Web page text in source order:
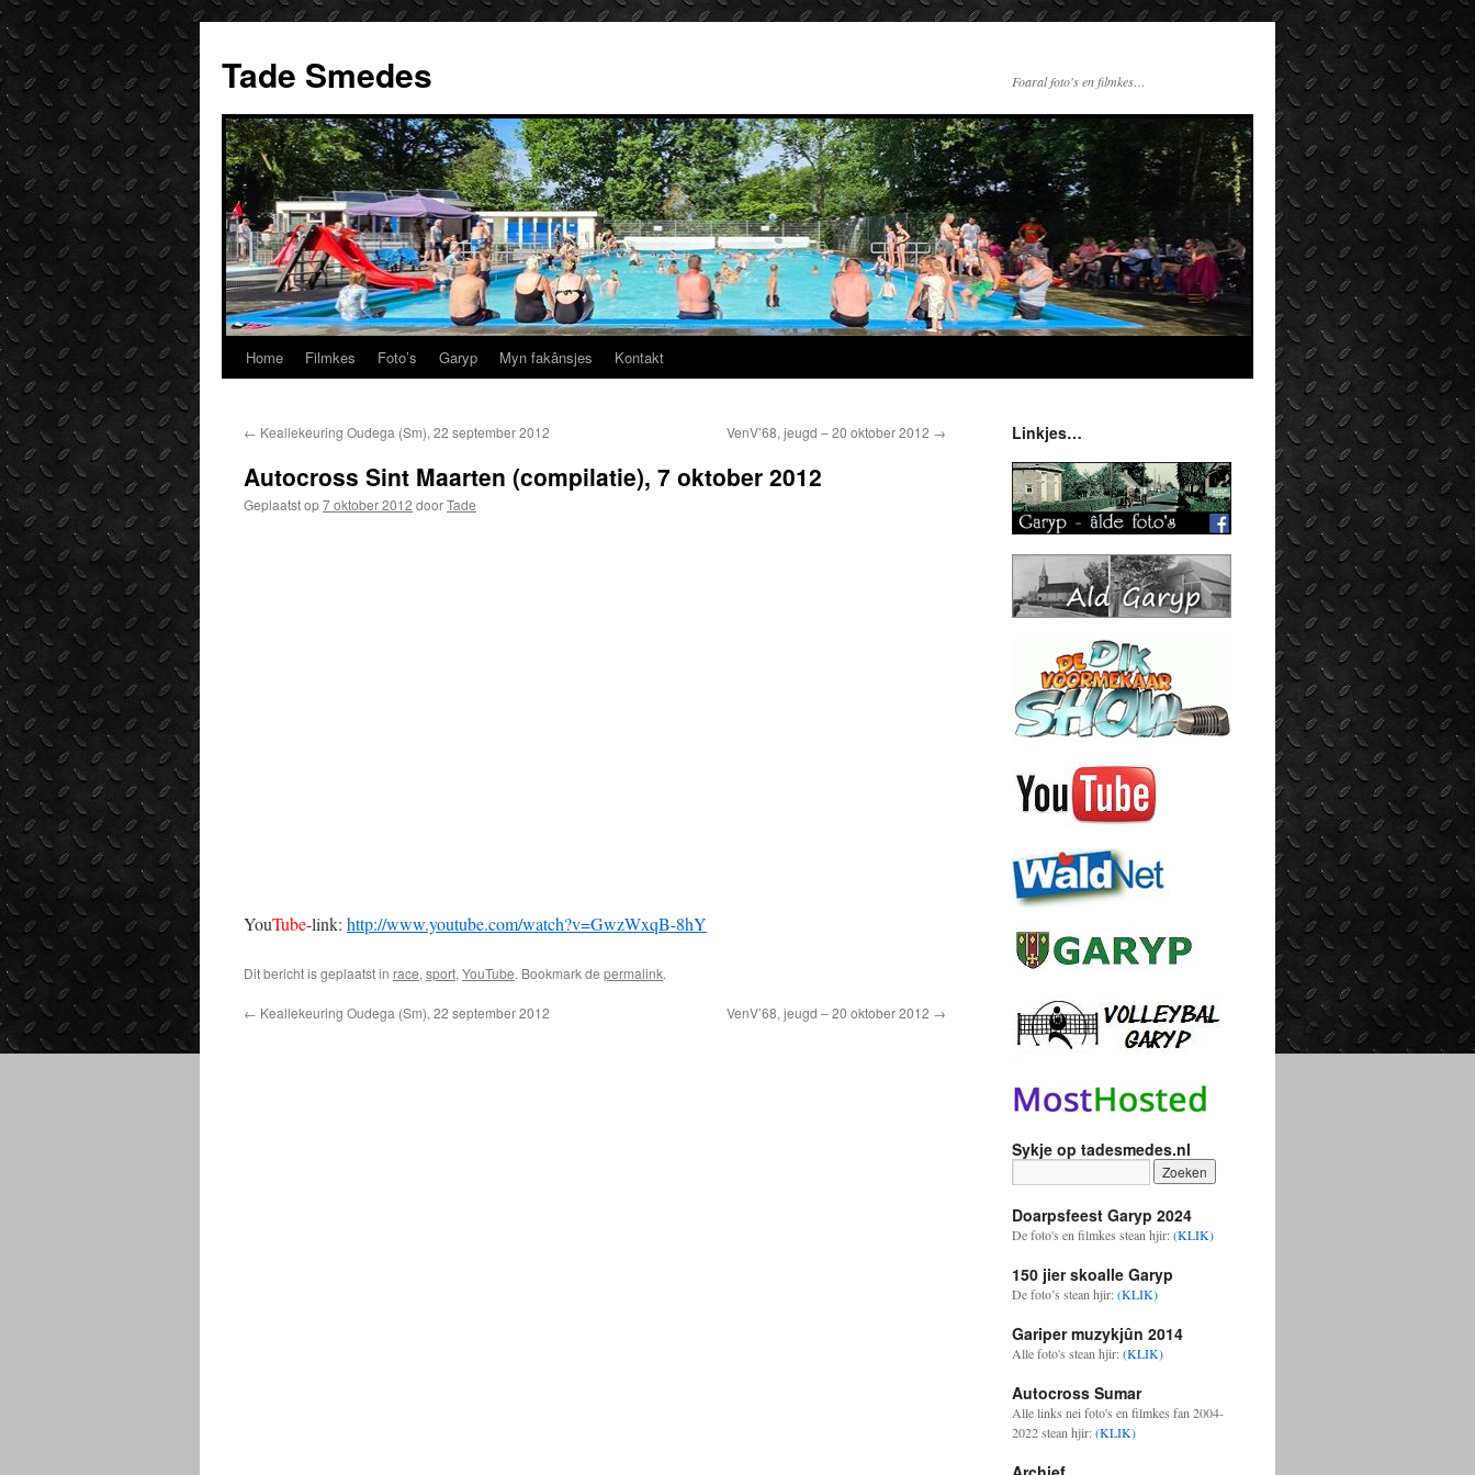
de
inhoud
Tade Smedes Foaral foto's en filmkes…
Home Filmkes Foto’s Garyp Myn fakânsjes Kontakt
← Keallekeuring Oudega (Sm), 22 september 2012 VenV’68, jeugd – 20 oktober 2012 →
Autocross Sint Maarten (compilatie), 7 oktober 2012
Geplaatst op7 oktober 2012 doorTade
YouTube-link: http://www.youtube.com/watch?v=GwzWxqB-8hY
Dit bericht is geplaatst in race, sport, YouTube. Bookmark de permalink.
← Keallekeuring Oudega (Sm), 22 september 2012 VenV’68, jeugd – 20 oktober 2012 →
Linkjes…
Sykje op tadesmedes.nl
Doarpsfeest Garyp 2024
De foto's en filmkes stean hjir:(KLIK)
150 jier skoalle Garyp
De foto’s stean hjir:(KLIK)
Gariper muzykjûn 2014
Alle foto's stean hjir:(KLIK)
Autocross Sumar
Alle links nei foto's en filmkes fan 2004-
2022 stean hjir:(KLIK)